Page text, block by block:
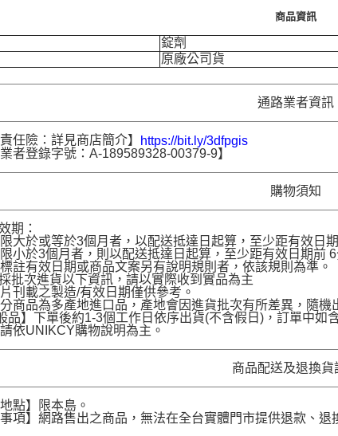
商品資訊
錠劑
原廠公司貨
通路業者資訊
任險：詳見商店簡介】
https://bit.ly/3dfpgis
者登錄字號：A-189589328-00379-9】
購物須知
期：
大於或等於3個月者，以配送抵達日起算，至少距有效日
小於3個月者，則以配送抵達日起算，至少距有效日期前 6
註有效日期或商品文案另有說明規則者，依該規則為準。
批次進貨以下資訊，請以實際收到實品為主
刊載之製造/有效日期僅供參考。
商品為多產地進口品，產地會因進貨批次有所差異，隨機
品】下單後約1-3個工作日依序出貨(不含假日)，訂單中如
依UNIKCY購物說明為主。
商品配送及退換貨
點】限本島。
項】網路售出之商品，無法在全台實體門市提供退款、